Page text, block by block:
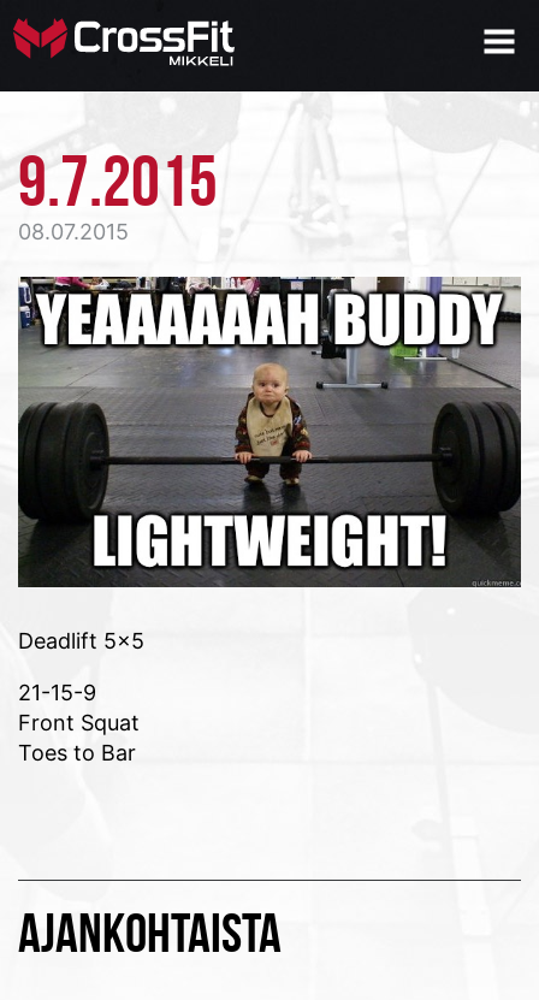
9.7.2015
08.07.2015
Deadlift 5×5
21-15-9
Front Squat
Toes to Bar
AJANKOHTAISTA